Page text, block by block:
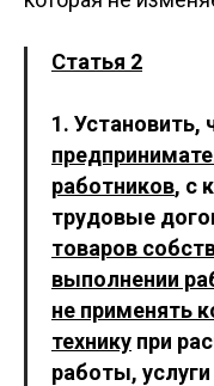
Статья 2
1. Установить,
работников, с
трудовые
товаров
выполнении
не применять
технику при
работы,